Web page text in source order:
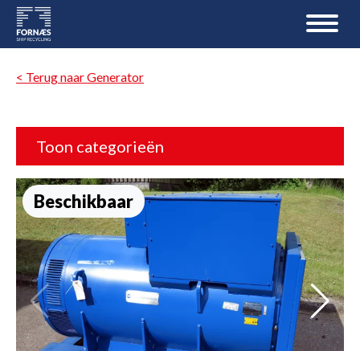
< Terug naar Generator
Toon categorieën
Beschikbaar